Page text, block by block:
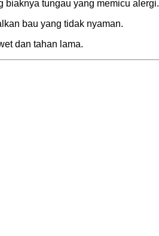
biaknya tungau yang memicu alergi.
bau yang tidak nyaman.
dan tahan lama.